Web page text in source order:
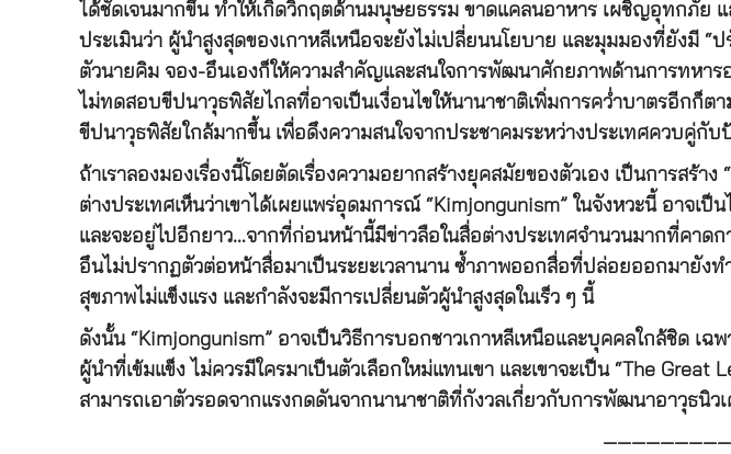
ได้ชัดเจนมากขึ้น ทำให้เกิดวิกฤตด้านมนุษยธรรม ขาดแคลนอาหาร เผชิญอุทกภัย
ประเมินว่า ผู้นำสูงสุดของเกาหลีเหนือจะยังไม่เปลี่ยนนโยบาย และมุมมองที่ยังมี
ตัวนายคิม จอง-อึนเองก็ให้ความสำคัญและสนใจการพัฒนาศักยภาพด้านการทหา
ไม่ทดสอบขีปนาวุธพิสัยไกลที่อาจเป็นเงื่อนไขให้นานาชาติเพิ่มการคว่ำบาตรอีกก็
ขีปนาวุธพิสัยใกล้มากขึ้น เพื่อดึงความสนใจจากประชาคมระหว่างประเทศควบคู่กั
ถ้าเราลองมองเรื่องนี้โดยตัดเรื่องความอยากสร้างยุคสมัยของตัวเอง เป็นการสร้า
ต่างประเทศเห็นว่าเขาได้เผยแพร่อุดมการณ์ “Kimjongunism” ในจังหวะนี้ อาจเป็
และจะอยู่ไปอีกยาว…จากที่ก่อนหน้านี้มีข่าวลือในสื่อต่างประเทศจำนวนมากที่คาด
อึนไม่ปรากฏตัวต่อหน้าสื่อมาเป็นระยะเวลานาน ซ้ำภาพออกสื่อที่ปล่อยออกมายังท
สุขภาพไม่แข็งแรง และกำลังจะมีการเปลี่ยนตัวผู้นำสูงสุดในเร็ว ๆ นี้
ดังนั้น “Kimjongunism” อาจเป็นวิธีการบอกชาวเกาหลีเหนือและบุคคลใกล้ชิด เ
ผู้นำที่เข้มแข็ง ไม่ควรมีใครมาเป็นตัวเลือกใหม่แทนเขา และเขาจะเป็น “The
สามารถเอาตัวรอดจากแรงกดดันจากนานาชาติที่กังวลเกี่ยวกับการพัฒนาอาวุธนิว